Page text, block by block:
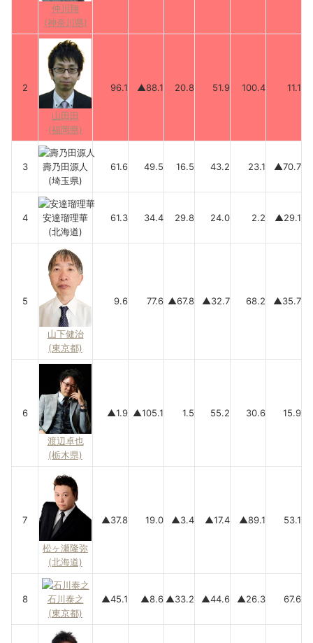
仲川翔
(神奈川県)
2
山田田
(福岡県)
96.1 ▲88.1 20.8 51.9 100.4 11.1
3
壽乃田源人
(埼玉県)
61.6 49.5 16.5 43.2 23.1 ▲70.7
4
安達瑠理華
(北海道)
61.3 34.4 29.8 24.0 2.2 ▲29.1
5
山下健治
(東京都)
9.6 77.6 ▲67.8 ▲32.7 68.2 ▲35.7
6
渡辺卓也
(栃木県)
▲1.9 ▲105.1 1.5 55.2 30.6 15.9
7
松ヶ瀬隆弥
(北海道)
▲37.8 19.0 ▲3.4 ▲17.4 ▲89.1 53.1
8
石川泰之
(東京都)
▲45.1 ▲8.6 ▲33.2 ▲44.6 ▲26.3 67.6